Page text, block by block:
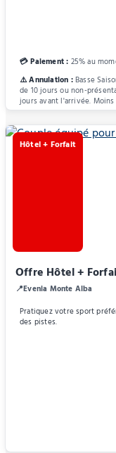
💳 Paiement : 25% au
⚠️ Annulation :Basse
de 10 jours ou non-
jours avant l'arrivée.
Hôtel + Forfait
Offre Hôtel +
📍Evenia Monte Alba
Pratiquez votre sport
des pistes.